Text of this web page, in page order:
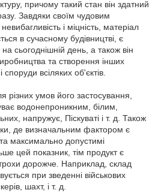
причому такий стан він здатний
Завдяки своїм чудовим
і міцність, матеріал
в сучасному будівництві, є
сьогоднішній день, а також він
та створення інших
споруди всіляких об'єктів.
різних умов його застосування,
водонепроникним, білим,
напружує, Піскуваті і т. д. Також
де визначальним фактором є
максимально допустимі
цей показник, тім продукт є
дорожче. Наприклад, склад
при зведенні військових
шахт, і т. д.